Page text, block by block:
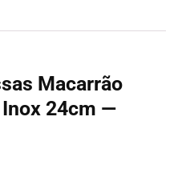
Macarrão
24cm —